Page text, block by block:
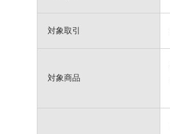
対象取引
対象商品